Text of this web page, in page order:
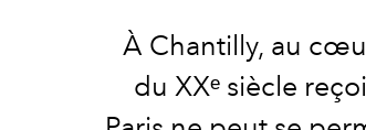
À Chantilly, au
du XXᵉ siècle